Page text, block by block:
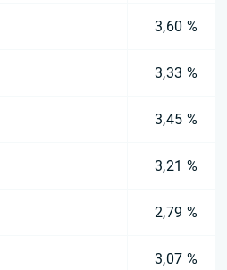
3,60 %
3,33 %
3,45 %
3,21 %
2,79 %
3,07 %